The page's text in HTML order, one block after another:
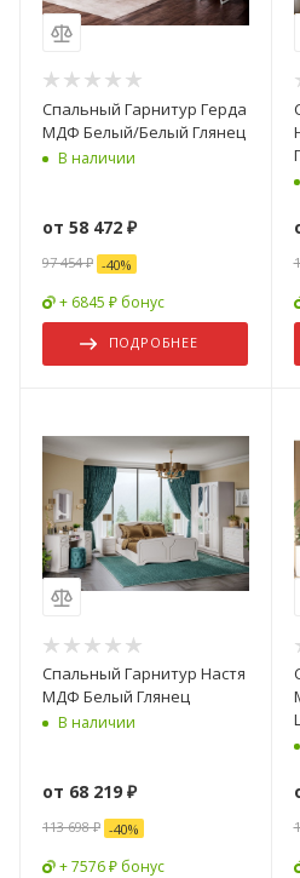
Спальный Гарнитур Герда
МДФ Белый/Белый Глянец
В наличии
от 58 472 ₽
97 454 ₽ -40%
+ 6845 ₽ бонус
ПОДРОБНЕЕ
Спальный Гарнитур Настя
МДФ Белый Глянец
В наличии
от 68 219 ₽
113 698 ₽ -40%
+ 7576 ₽ бонус